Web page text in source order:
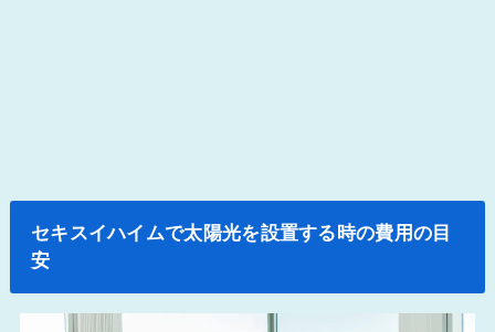
セキスイハイムで太陽光を設置する時の費用の目
安